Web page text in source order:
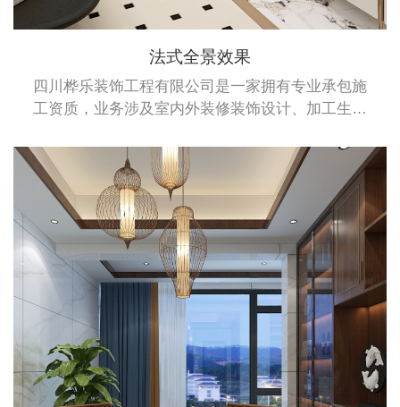
法式全景效果
四川桦乐装饰工程有限公司是一家拥有专业承包施
工资质，业务涉及室内外装修装饰设计、加工生产
修装饰专业承包二级资质、建筑幕墙专业承包施工
二级资质和钢结构专业承包施工二级资质。